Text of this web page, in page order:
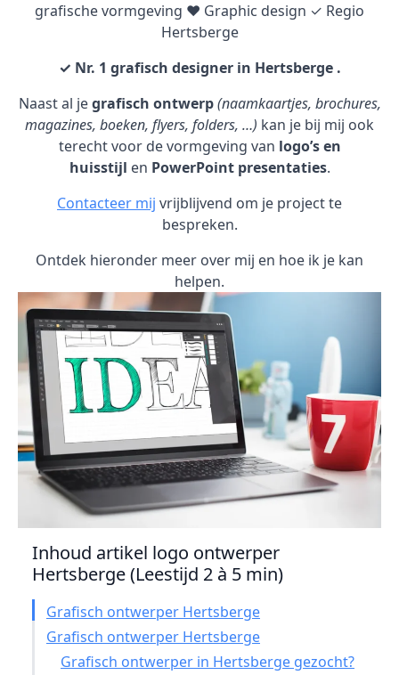
grafische vormgeving ♥ Graphic design ✓ Regio
Hertsberge
✓ Nr. 1 grafisch designer in Hertsberge .
Naast al jegrafisch ontwerp (naamkaartjes, brochures,
magazines, boeken, flyers, folders, …) kan je bij mij ook
terecht voor de vormgeving van logo’s en
huisstijl en PowerPoint presentaties.
Contacteer mij vrijblijvend om je project te
bespreken.
Ontdek hieronder meer over mij en hoe ik je kan
helpen.
Inhoud artikel logo ontwerper
Hertsberge (Leestijd 2 à 5 min)
Grafisch ontwerper Hertsberge
Grafisch ontwerper Hertsberge
Grafisch ontwerper in Hertsberge gezocht?